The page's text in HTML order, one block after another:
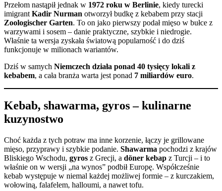
Przełom nastąpił jednak w 1972 roku w Berlinie, kiedy turecki
imigrant Kadir Nurman otworzył budkę z kebabem przy stacji
Zoologischer Garten. To on jako pierwszy podał mięso w bułce z
warzywami i sosem – danie praktyczne, szybkie i niedrogie.
Właśnie ta wersja zyskała światową popularność i do dziś
funkcjonuje w milionach wariantów.
Dziś w samych Niemczech działa ponad 40 tysięcy lokali z
kebabem, a cała branża warta jest ponad 7 miliardów euro.
Kebab, shawarma, gyros – kulinarne
kuzynostwo
Choć każda z tych potraw ma inne korzenie, łączy je grillowane
mięso, przyprawy i szybkie podanie. Shawarma pochodzi z krajów
Bliskiego Wschodu, gyros z Grecji, a döner kebap z Turcji – i to
właśnie on w wersji „na wynos” podbił Europę. Współcześnie
kebab występuje w niemal każdej możliwej formie – z kurczakiem,
wołowiną, falafelem, halloumi, a nawet tofu.